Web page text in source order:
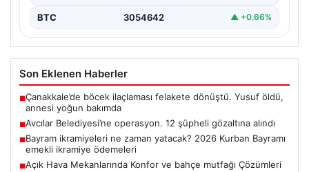
BTC 3054642 ▲ +0.66%
Son Eklenen Haberler
■Çanakkale’de böcek ilaçlaması felakete dönüştü. Yusuf öldü,
annesi yoğun bakımda
■Avcılar Belediyesi’ne operasyon. 12 şüpheli gözaltına alındı
■Bayram ikramiyeleri ne zaman yatacak? 2026 Kurban Bayramı
emekli ikramiye ödemeleri
■Açık Hava Mekanlarında Konfor ve bahçe mutfağı Çözümleri